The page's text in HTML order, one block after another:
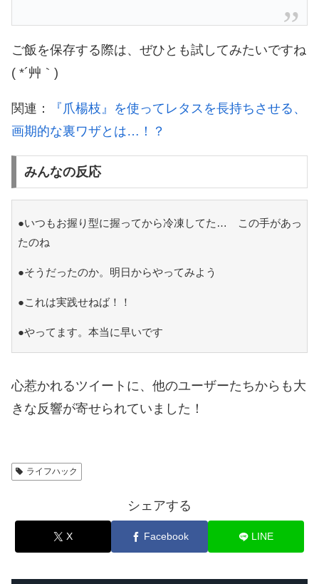
ご飯を保存する際は、ぜひとも試してみたいですね
( *´艸｀)
関連：
『爪楊枝』を使ってレタスを長持ちさせる、
画期的な裏ワザとは…！？
みんなの反応
●いつもお握り型に握ってから冷凍してた… この手があっ
たのね
●そうだったのか。明日からやってみよう
●これは実践せねば！！
●やってます。本当に早いです
心惹かれるツイートに、他のユーザーたちからも大
きな反響が寄せられていました！
ライフハック
シェアする
X Facebook LINE